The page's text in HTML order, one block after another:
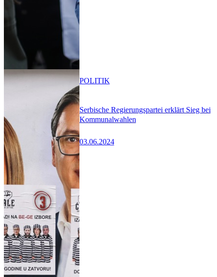
Serbische Regierungspartei erklärt Sieg bei
Kommunalwahlen
03.06.2024
POLITIK